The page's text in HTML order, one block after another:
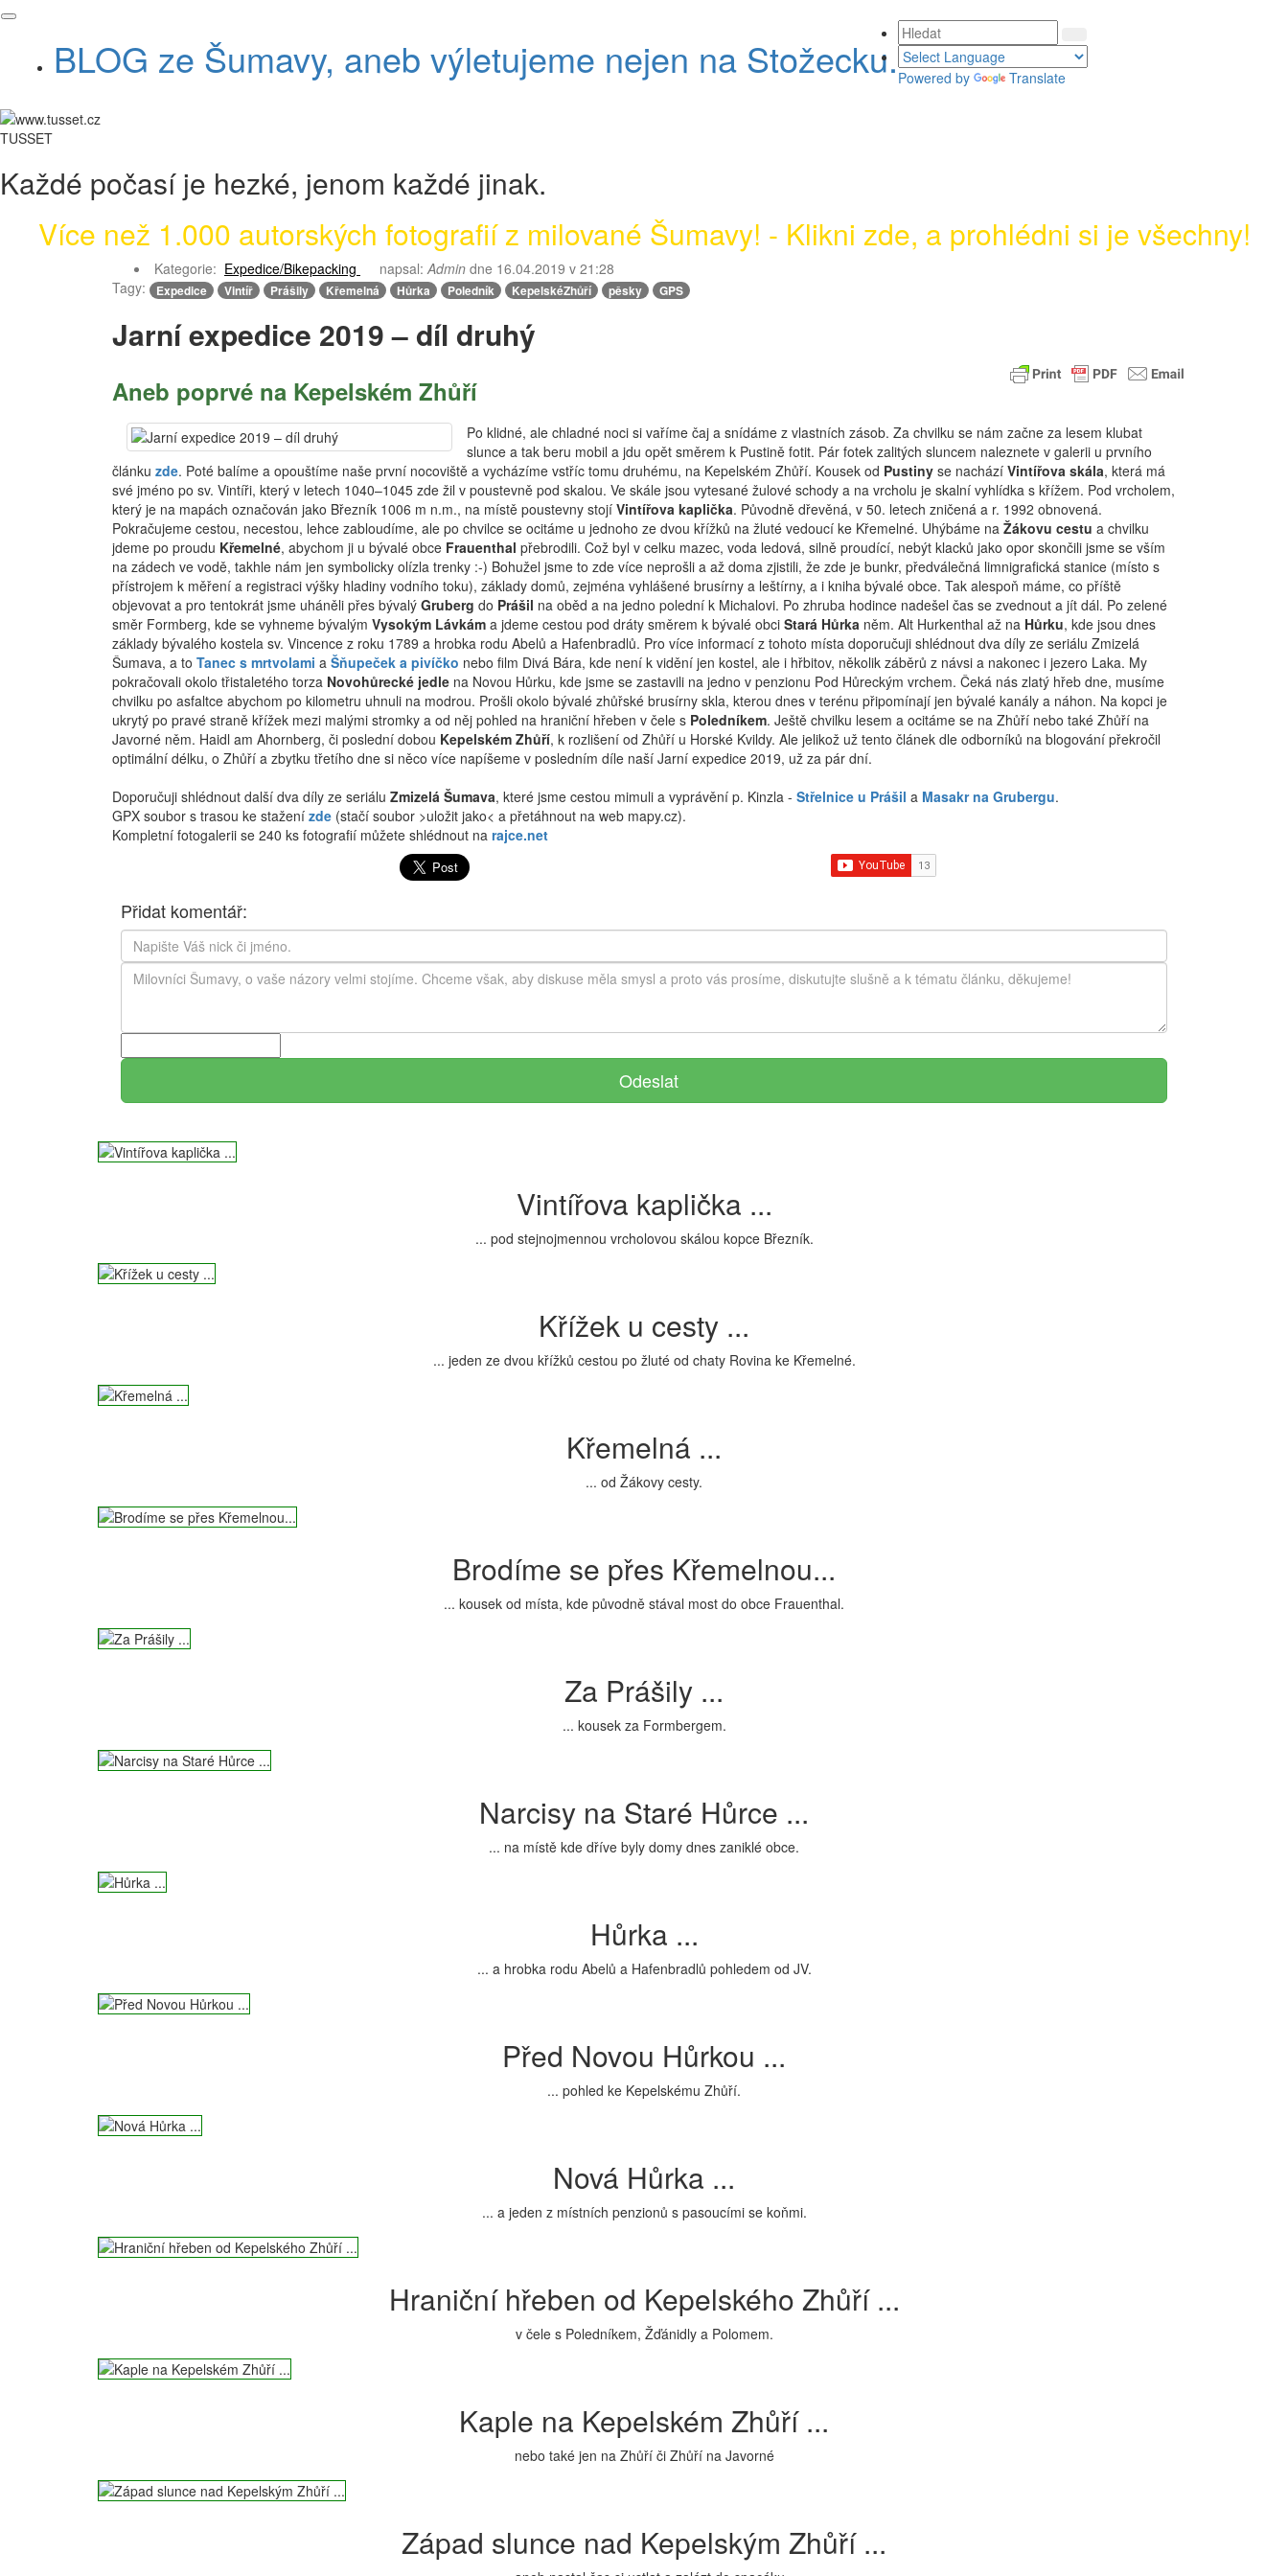
BLOG ze Šumavy, aneb výletujeme nejen na Stožecku. Powered by Translate
TUSSET
Každé počasí je hezké, jenom každé jinak.
Více než 1.000 autorských fotografií z milované Šumavy! - Klikni zde, a prohlédni si je všechny!
Kategorie: Expedice/Bikepacking napsal:Admin dne 16.04.2019 v 21:28
Tagy:
Expedice Vintíř Prášily Křemelná Hůrka Poledník KepelskéZhůří pěsky GPS
Jarní expedice 2019 – díl druhý
Aneb poprvé na Kepelském Zhůří
Po klidné, ale chladné noci si vaříme čaj a snídáme z vlastních zásob. Za chvilku se nám začne za lesem klubat
slunce a tak beru mobil a jdu opět směrem k Pustině fotit. Pár fotek zalitých sluncem naleznete v galerii u prvního
článku zde. Poté balíme a opouštíme naše první nocoviště a vycházíme vstříc tomu druhému, na Kepelském Zhůří. Kousek od Pustiny se nachází Vintířova skála, která má
své jméno po sv. Vintíři, který v letech 1040–1045 zde žil v poustevně pod skalou. Ve skále jsou vytesané žulové schody a na vrcholu je skalní vyhlídka s křížem. Pod vrcholem,
který je na mapách označován jako Březník 1006 m n.m., na místě poustevny stojí Vintířova kaplička. Původně dřevěná, v 50. letech zničená a r. 1992 obnovená.
Pokračujeme cestou, necestou, lehce zabloudíme, ale po chvilce se ocitáme u jednoho ze dvou křížků na žluté vedoucí ke Křemelné. Uhýbáme na Žákovu cestu a chvilku
jdeme po proudu Křemelné, abychom ji u bývalé obce Frauenthal přebrodili. Což byl v celku mazec, voda ledová, silně proudící, nebýt klacků jako opor skončili jsme se vším
na zádech ve vodě, takhle nám jen symbolicky olízla trenky :-) Bohužel jsme to zde více neprošli a až doma zjistili, že zde je bunkr, předválečná limnigrafická stanice (místo s
přístrojem k měření a registraci výšky hladiny vodního toku), základy domů, zejména vyhlášené brusírny a leštírny, a i kniha bývalé obce. Tak alespoň máme, co příště
objevovat a pro tentokrát jsme uháněli přes bývalý Gruberg do Prášil na oběd a na jedno polední k Michalovi. Po zhruba hodince nadešel čas se zvednout a jít dál. Po zelené
směr Formberg, kde se vyhneme bývalým Vysokým Lávkám a jdeme cestou pod dráty směrem k bývalé obci Stará Hůrka něm. Alt Hurkenthal až na Hůrku, kde jsou dnes
základy bývalého kostela sv. Vincence z roku 1789 a hrobka rodu Abelů a Hafenbradlů. Pro více informací z tohoto místa doporučuji shlédnout dva díly ze seriálu Zmizelá
Šumava, a to Tanec s mrtvolami a Šňupeček a pivíčko nebo film Divá Bára, kde není k vidění jen kostel, ale i hřbitov, několik záběrů z návsi a nakonec i jezero Laka. My
pokračovali okolo třistaletého torza Novohůrecké jedle na Novou Hůrku, kde jsme se zastavili na jedno v penzionu Pod Hůreckým vrchem. Čeká nás zlatý hřeb dne, musíme
chvilku po asfaltce abychom po kilometru uhnuli na modrou. Prošli okolo bývalé zhůřské brusírny skla, kterou dnes v terénu připomínají jen bývalé kanály a náhon. Na kopci je
ukrytý po pravé straně křížek mezi malými stromky a od něj pohled na hraniční hřeben v čele s Poledníkem. Ještě chvilku lesem a ocitáme se na Zhůří nebo také Zhůří na
Javorné něm. Haidl am Ahornberg, či poslední dobou Kepelském Zhůří, k rozlišení od Zhůří u Horské Kvildy. Ale jelikož už tento článek dle odborníků na blogování překročil
optimální délku, o Zhůří a zbytku třetího dne si něco více napíšeme v posledním díle naší Jarní expedice 2019, už za pár dní.
Doporučuji shlédnout další dva díly ze seriálu Zmizelá Šumava, které jsme cestou mimuli a vyprávění p. Kinzla - Střelnice u Prášil a Masakr na Grubergu.
GPX soubor s trasou ke stažení zde (stačí soubor >uložit jako< a přetáhnout na web mapy.cz).
Kompletní fotogalerii se 240 ks fotografií můžete shlédnout na rajce.net
Přidat komentář:
Odeslat
Vintířova kaplička ...
... pod stejnojmennou vrcholovou skálou kopce Březník.
Křížek u cesty ...
... jeden ze dvou křížků cestou po žluté od chaty Rovina ke Křemelné.
Křemelná ...
... od Žákovy cesty.
Brodíme se přes Křemelnou...
... kousek od místa, kde původně stával most do obce Frauenthal.
Za Prášily ...
... kousek za Formbergem.
Narcisy na Staré Hůrce ...
... na místě kde dříve byly domy dnes zaniklé obce.
Hůrka ...
... a hrobka rodu Abelů a Hafenbradlů pohledem od JV.
Před Novou Hůrkou ...
... pohled ke Kepelskému Zhůří.
Nová Hůrka ...
... a jeden z místních penzionů s pasoucími se koňmi.
Hraniční hřeben od Kepelského Zhůří ...
v čele s Poledníkem, Žďánidly a Polomem.
Kaple na Kepelském Zhůří ...
nebo také jen na Zhůří či Zhůří na Javorné
Západ slunce nad Kepelským Zhůří ...